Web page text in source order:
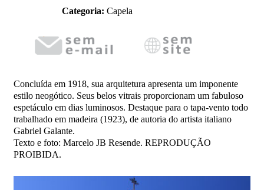
Categoria: Capela
Concluída em 1918, sua arquitetura apresenta um imponente
estilo neogótico. Seus belos vitrais proporcionam um fabuloso
espetáculo em dias luminosos. Destaque para o tapa-vento todo
trabalhado em madeira (1923), de autoria do artista italiano
Gabriel Galante.
Texto e foto: Marcelo JB Resende. REPRODUÇÃO
PROIBIDA.